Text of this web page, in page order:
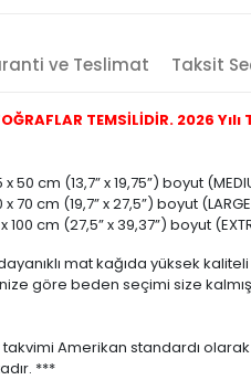
ve Teslimat Taksit
TEMSİLİDİR. 2026
50 cm (13,7” x 19,75”) boyut
70 cm (19,7” x 27,5”) boyut
cm (27,5” x 39,37”) boyut
mat kağıda yüksek
göre beden seçimi size
takvimi Amerikan standardı
***